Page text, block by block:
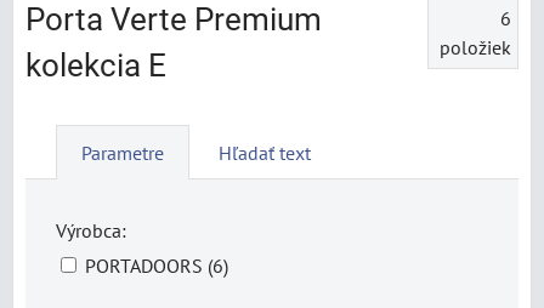
Porta Verte Premium
kolekcia E
6
položiek
Parametre Hľadať text
Výrobca:
PORTADOORS (6)